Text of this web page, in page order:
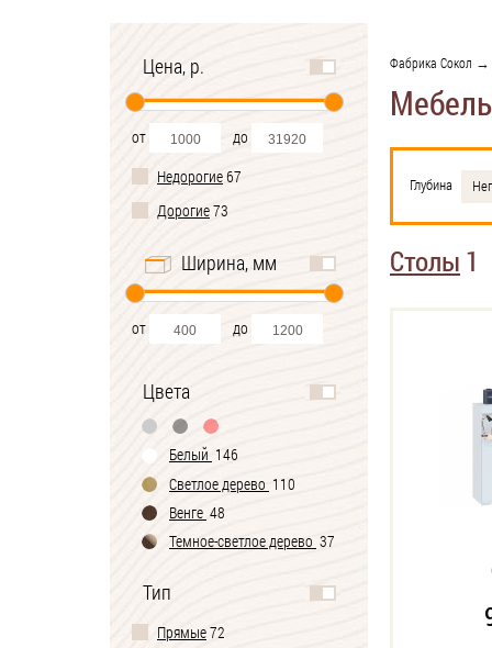
Цена, р.
от
до
Недорогие67
Дорогие73
Ширина, мм
от до
Цвета
Белый 146
Светлое дерево 110
Венге 48
Темное-cветлое дерево 37
Тип
Прямые72
Фабрика Сокол →
Глубина
Столы 1